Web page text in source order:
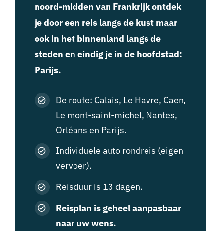
noord-midden van Frankrijk ontdek
je door een reis langs de kust maar
ook in het binnenland langs de
steden en eindig je in de hoofdstad:
Parijs.
De route: Calais, Le Havre, Caen,
Le mont-saint-michel, Nantes,
Orléans en Parijs.
Individuele auto rondreis (eigen
vervoer).
Reisduur is 13 dagen.
Reisplan is geheel aanpasbaar
naar uw wens.